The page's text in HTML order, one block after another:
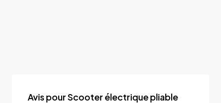
Avis pour Scooter électrique pliable